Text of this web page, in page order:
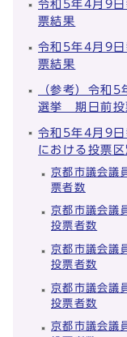
令和5年4月9
票結果
令和5年4月9
票結果
（参考）令和
選挙 期日前投
令和5年4月9
における投票
京都市議会議
票者数
京都市議会議
投票者数
京都市議会議
投票者数
京都市議会議
投票者数
京都市議会議